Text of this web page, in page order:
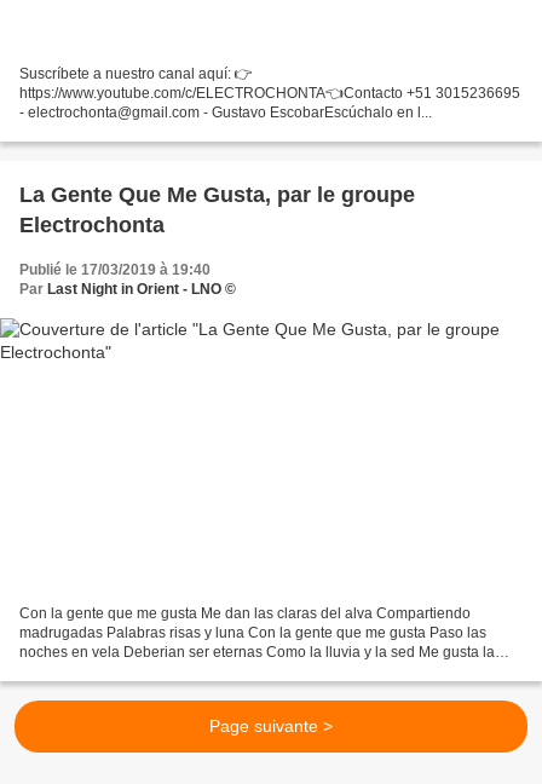
Suscríbete a nuestro canal aquí: 👉
https://www.youtube.com/c/ELECTROCHONTA👈Contacto +51 3015236695
- electrochonta@gmail.com - Gustavo EscobarEscúchalo en l...
La Gente Que Me Gusta, par le groupe
Electrochonta
Publié le 17/03/2019 à 19:40
Par Last Night in Orient - LNO ©
Con la gente que me gusta Me dan las claras del alva Compartiendo
madrugadas Palabras risas y luna Con la gente que me gusta Paso las
noches en vela Deberian ser eternas Como la lluvia y la sed Me gusta la
Page suivante >